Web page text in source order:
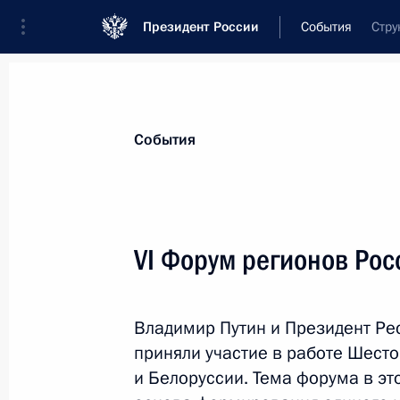
Президент России События
Новости
Послания Федеральному Собранию
Совещания, заседания, рабочие встречи
Речи и обращения
События
VI Форум регионов
Владимир Путин и Президент
приняли участие в работе
и Белоруссии. Тема форума в